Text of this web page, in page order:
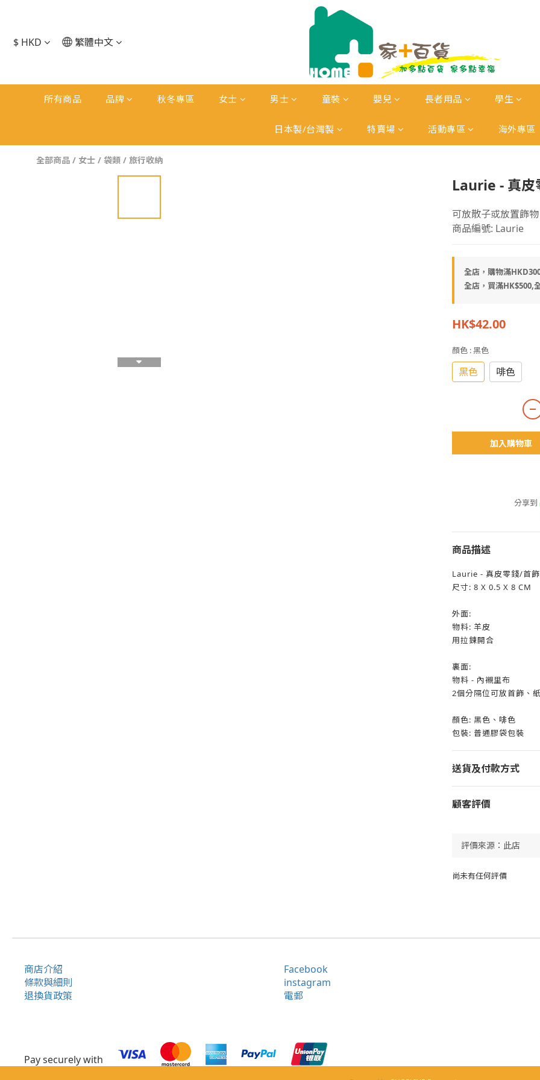
$ HKD 繁體中文
所有商品 品牌 秋冬專區 女士 男士 童裝 嬰兒 長者用品 學生
日本製/台灣製 特賣場 活動專區 海外專區
全部商品 / 女士 / 袋類 / 旅行收納
Laurie - 真皮
可放散子或放置飾物
商品編號: Laurie
全店，購物滿
全店，買滿HK$500,
HK$42.00
顏色 : 黑色
黑色 啡色
加入購物車
分享到
商品描述
Laurie - 真皮零錢/首
尺寸: 8 X 0.5 X 8 CM
外面:
物料: 羊皮
用拉鍊開合
裏面:
物料 - 內襯里布
2個分隔位可放首飾、
顏色: 黑色、啡色
包裝: 普通膠袋包裝
送貨及付款方式
顧客評價
尚未有任何評價
商店介紹
條款與細則
退換貨政策
Facebook
instagram
電郵
Pay securely with